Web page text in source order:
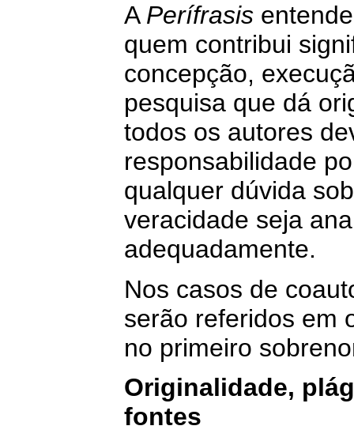
APerífrasis
quem contribui
concepção,
pesquisa que dá
todos os autores
responsabilidade
qualquer dúvida
veracidade seja
adequadamente.
Nos casos de
serão referidos em
no primeiro
Originalidade,
fontes